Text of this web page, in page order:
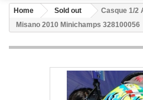
Home Sold out
Casque 1/2
Misano 2010 Minichamps 328100056